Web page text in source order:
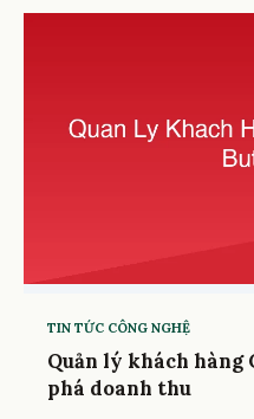
TIN TỨC CÔNG NGHỆ
Quản lý khách hàng
phá doanh thu